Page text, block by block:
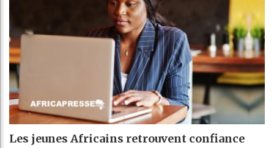
Les jeunes Africains retrouvent confiance